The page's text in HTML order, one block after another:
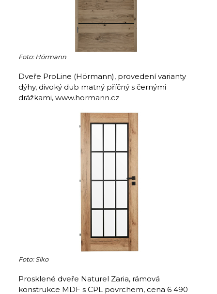
Foto: Hörmann
Dveře ProLine (Hörmann), provedení varianty
dýhy, divoký dub matný příčný s černými
drážkami, www.hormann.cz
Foto: Siko
Prosklené dveře Naturel Zaria, rámová
konstrukce MDF s CPL povrchem, cena 6 490